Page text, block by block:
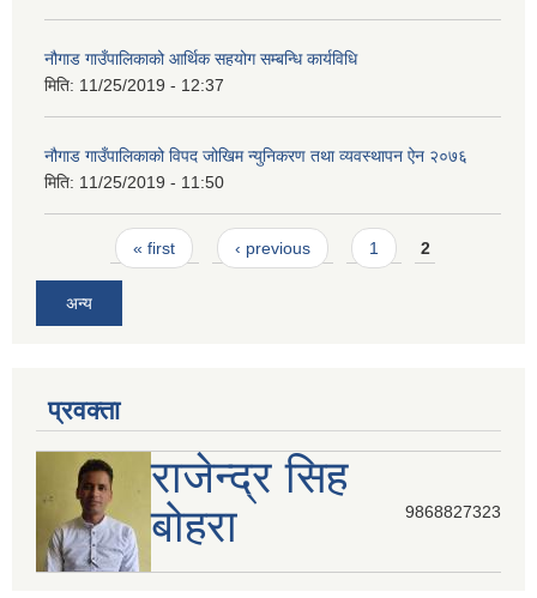
नौगाड गाउँपालिकाको आर्थिक सहयोग सम्बन्धि कार्यविधि
मिति: 11/25/2019 - 12:37
नौगाड गाउँपालिकाको विपद जोखिम न्युनिकरण तथा व्यवस्थापन ऐन २०७६
मिति: 11/25/2019 - 11:50
Pages« first ‹ previous 1 2
अन्य
प्रवक्ता
राजेन्द्र सिह
बोहरा
9868827323